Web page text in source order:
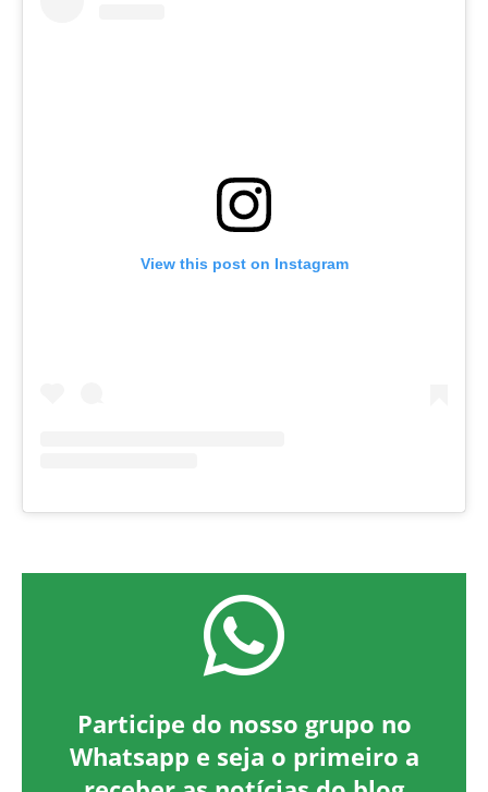
View this post on Instagram
Participe do nosso grupo no
Whatsapp e seja o primeiro a